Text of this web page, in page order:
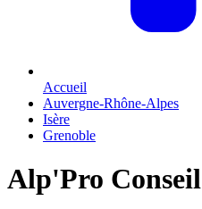
Accueil
Auvergne-Rhône-Alpes
Isère
Grenoble
Alp'Pro Conseil